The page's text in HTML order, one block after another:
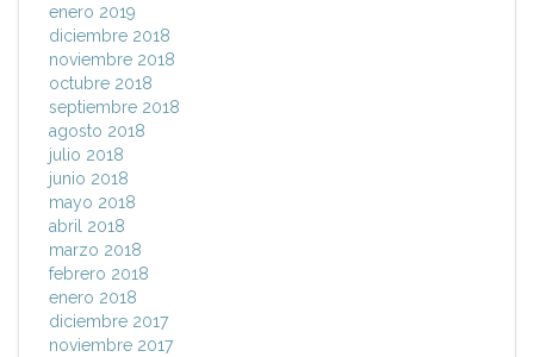
enero 2019
diciembre 2018
noviembre 2018
octubre 2018
septiembre 2018
agosto 2018
julio 2018
junio 2018
mayo 2018
abril 2018
marzo 2018
febrero 2018
enero 2018
diciembre 2017
noviembre 2017